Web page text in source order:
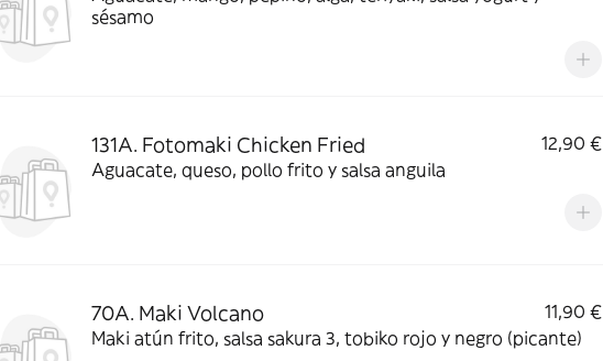
sésamo
131A. Fotomaki Chicken Fried
12,90 €
Aguacate, queso, pollo frito y salsa anguila
70A. Maki Volcano
11,90 €
Maki atún frito, salsa sakura 3, tobiko rojo y negro (picante)